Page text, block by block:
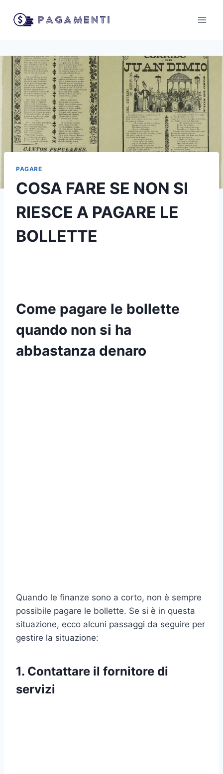
PAGARE
COSA FARE SE NON SI
RIESCE A PAGARE LE
BOLLETTE
Come pagare le bollette
quando non si ha
abbastanza denaro
Quando le finanze sono a corto, non è sempre
possibile pagare le bollette. Se si è in questa
situazione, ecco alcuni passaggi da seguire per
gestire la situazione:
1. Contattare il fornitore di
servizi